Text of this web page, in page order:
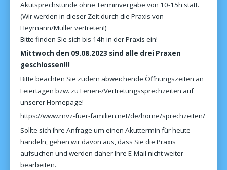
Akutsprechstunde ohne Terminvergabe von 10-15h statt.
(Wir werden in dieser Zeit durch die Praxis von
Heymann/Müller vertreten!)
Bitte finden Sie sich bis 14h in der Praxis ein!
Mittwoch den 09.08.2023 sind alle drei Praxen
geschlossen!!!
Bitte beachten Sie zudem abweichende Öffnungszeiten an
Feiertagen bzw. zu Ferien-/Vertretungssprechzeiten auf
unserer Homepage!
https://www.mvz-fuer-familien.net/de/home/sprechzeiten/
Sollte sich Ihre Anfrage um einen Akuttermin für heute
handeln, gehen wir davon aus, dass Sie die Praxis
aufsuchen und werden daher Ihre E-Mail nicht weiter
bearbeiten.